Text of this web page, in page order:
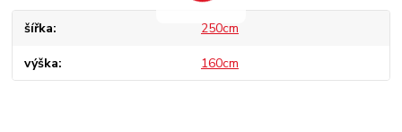
šířka 250cm
výška 160cm